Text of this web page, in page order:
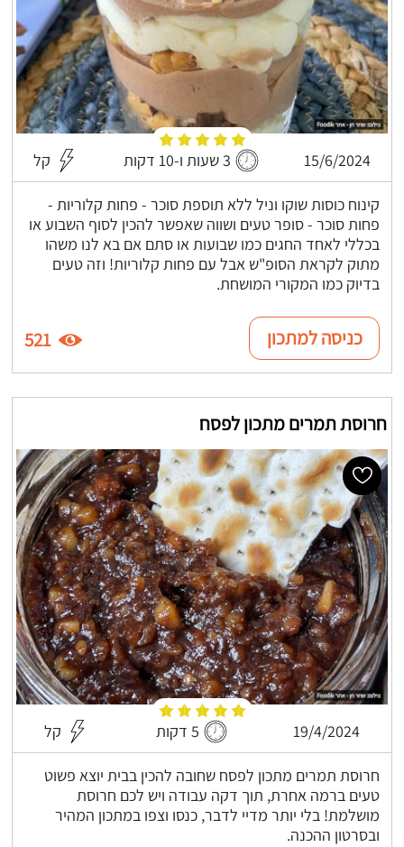
15/6/2024 3 שעות ו-10 דקות קל
קינוח כוסות שוקו וניל ללא תוספת סוכר - פחות קלוריות -
פחות סוכר - סופר טעים ושווה שאפשר להכין לסוף השבוע או
בכללי לאחד החגים כמו שבועות או סתם אם בא לנו משהו
מתוק לקראת הסופ"ש אבל עם פחות קלוריות! וזה טעים
בדיוק כמו המקורי המושחת.
כניסה למתכון 521
חרוסת תמרים מתכון לפסח
19/4/2024 5 דקות קל
חרוסת תמרים מתכון לפסח שחובה להכין בבית יוצא פשוט
טעים ברמה אחרת, תוך דקה עבודה ויש לכם חרוסת
מושלמת! בלי יותר מדיי לדבר, כנסו וצפו במתכון המהיר
ובסרטון ההכנה.